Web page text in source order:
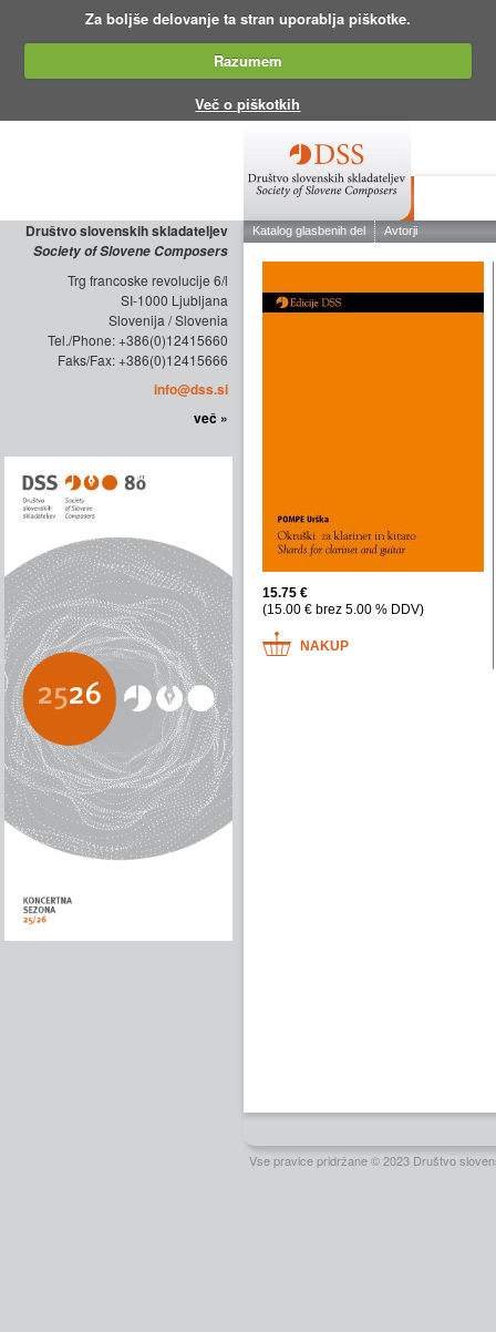
Za boljše delovanje ta stran uporablja piškotke.
Razumem
Več o piškotkih
Društvo slovenskih skladateljev
Society of Slovene Composers
Trg francoske revolucije 6/l
SI-1000 Ljubljana
Slovenija / Slovenia
Tel./Phone: +386(0)12415660
Faks/Fax: +386(0)12415666
info@dss.si
več »
Vse pravice pridržane © 2023 Društvo